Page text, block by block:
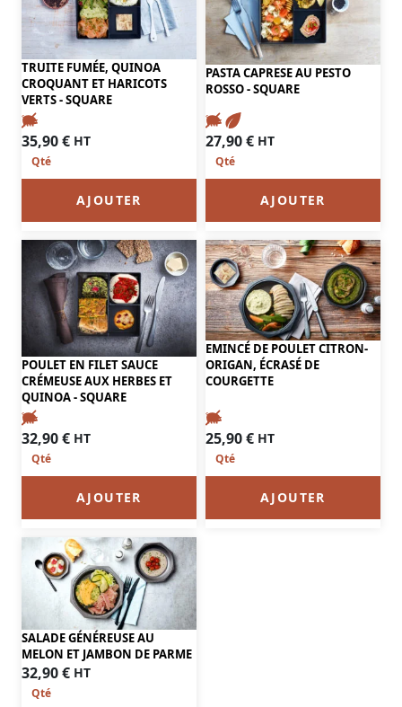
TRUITE FUMÉE, QUINOA
CROQUANT ET HARICOTS
VERTS - SQUARE
35,90€ HT
AJOUTER
PASTA CAPRESE AU PESTO
ROSSO - SQUARE
27,90€ HT
AJOUTER
POULET EN FILET SAUCE
CRÉMEUSE AUX HERBES ET
QUINOA - SQUARE
32,90€ HT
AJOUTER
EMINCÉ DE POULET CITRON-
ORIGAN, ÉCRASÉ DE
COURGETTE
25,90€ HT
AJOUTER
SALADE GÉNÉREUSE AU
MELON ET JAMBON DE PARME
32,90€ HT